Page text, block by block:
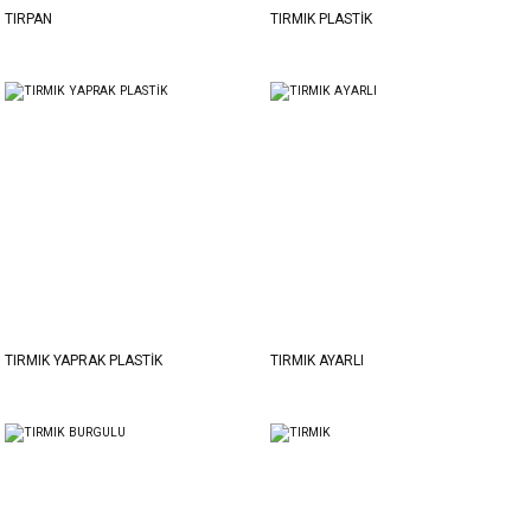
TIRPAN TIRMIK PLASTİK
TIRMIK YAPRAK PLASTİK TIRMIK AYARLI